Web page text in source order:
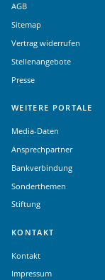
AGB
Sitemap
Vertrag widerrufen
Stellenangebote
Presse
WEITERE PORTALE
Media-Daten
Ansprechpartner
Bankverbindung
Sonderthemen
Stiftung
KONTAKT
Kontakt
Impressum